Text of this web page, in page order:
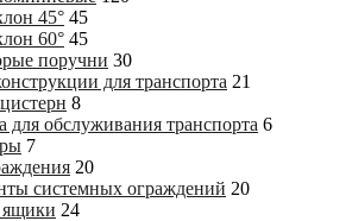
45° 45
60° 45
поручни 30
для транспорта 21
8
для обслуживания транспорта 6
7
20
системных ограждений 20
24